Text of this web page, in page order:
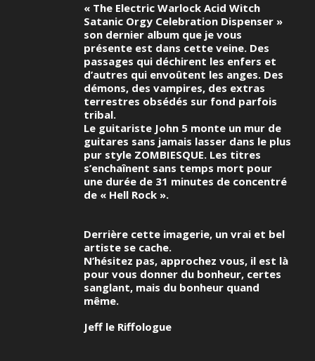
« The Electric Warlock Acid Witch
Satanic Orgy Celebration Dispenser »
son dernier album que je vous
présente est dans cette veine. Des
passages qui déchirent les enfers et
d’autres qui envoûtent les anges. Des
démons, des vampires, des extras
terrestres obsédés sur fond parfois
tribal.
Le guitariste John 5 monte un mur de
guitares sans jamais lasser dans le plus
pur style ZOMBIESQUE. Les titres
s’enchaînent sans temps mort pour
une durée de 31 minutes de concentré
de « Hell Rock ».
Derrière cette imagerie, un vrai et bel
artiste se cache.
N’hésitez pas, approchez vous, il est là
pour vous donner du bonheur, certes
sanglant, mais du bonheur quand
même.
Jeff le Riffologue